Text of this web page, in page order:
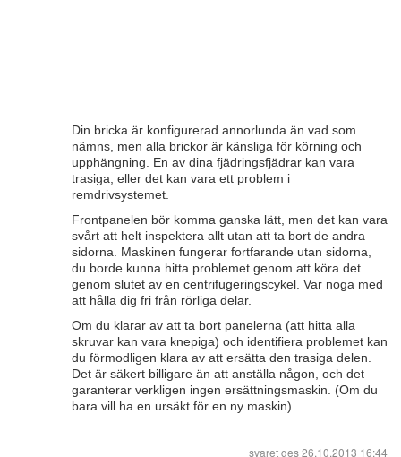
Din bricka är konfigurerad annorlunda än vad som
nämns, men alla brickor är känsliga för körning och
upphängning. En av dina fjädringsfjädrar kan vara
trasiga, eller det kan vara ett problem i
remdrivsystemet.
Frontpanelen bör komma ganska lätt, men det kan vara
svårt att helt inspektera allt utan att ta bort de andra
sidorna. Maskinen fungerar fortfarande utan sidorna,
du borde kunna hitta problemet genom att köra det
genom slutet av en centrifugeringscykel. Var noga med
att hålla dig fri från rörliga delar.
Om du klarar av att ta bort panelerna (att hitta alla
skruvar kan vara knepiga) och identifiera problemet kan
du förmodligen klara av att ersätta den trasiga delen.
Det är säkert billigare än att anställa någon, och det
garanterar verkligen ingen ersättningsmaskin. (Om du
bara vill ha en ursäkt för en ny maskin)
svaret ges26.10.2013 16:44